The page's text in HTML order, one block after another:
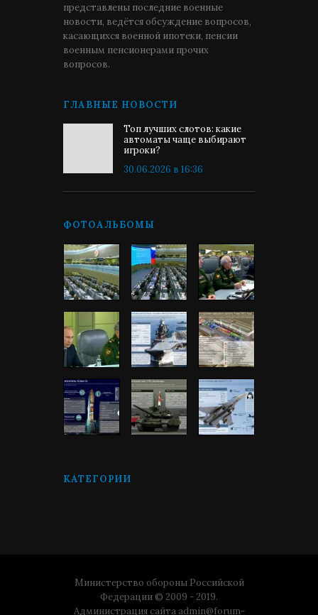
представлены последние военные
новости, ведётся обсуждение вопросов,
касающихся военной ипотеки, пенсии
военным пенсионерами прочих
вопросов.
ГЛАВНЫЕ НОВОСТИ
Топ лучших слотов: какие
автоматы чаще выбирают
игроки?
30.06.2026 в 16:36
ФОТОАЛЬБОМЫ
КАТЕГОРИИ
Министерство обороны Российской
Федерации © 2009 - 2019.
Администрация сайта admin@forum-